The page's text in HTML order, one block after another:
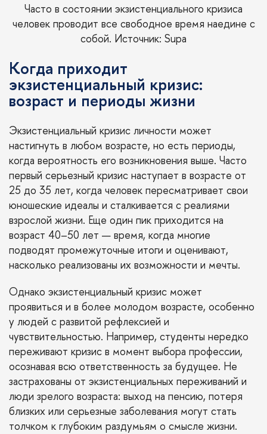
Часто в состоянии экзистенциального кризиса
человек проводит все свободное время наедине с
собой. Источник: Supa
Когда приходит
экзистенциальный кризис:
возраст и периоды жизни
Экзистенциальный кризис личности может
настигнуть в любом возрасте, но есть периоды,
когда вероятность его возникновения выше. Часто
первый серьезный кризис наступает в возрасте от
25 до 35 лет, когда человек пересматривает свои
юношеские идеалы и сталкивается с реалиями
взрослой жизни. Еще один пик приходится на
возраст 40–50 лет — время, когда многие
подводят промежуточные итоги и оценивают,
насколько реализованы их возможности и мечты.
Однако экзистенциальный кризис может
проявиться и в более молодом возрасте, особенно
у людей с развитой рефлексией и
чувствительностью. Например, студенты нередко
переживают кризис в момент выбора профессии,
осознавая всю ответственность за будущее. Не
застрахованы от экзистенциальных переживаний и
люди зрелого возраста: выход на пенсию, потеря
близких или серьезные заболевания могут стать
толчком к глубоким раздумьям о смысле жизни.